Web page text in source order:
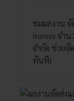
ชมผลงาน จั
Ironnix จำ
จำกัด ช่วย
ทันที!